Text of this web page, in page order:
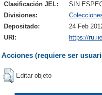
Clasificación JEL:
SIN
Divisiones:
Depositado:
24 Feb
URI:
https://
Acciones (requiere ser
Editar objeto